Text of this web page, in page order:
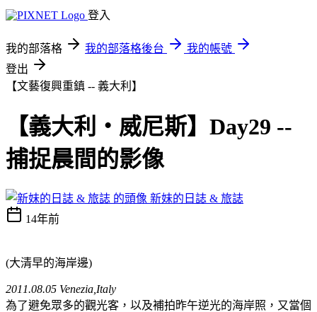
登入
我的部落格 我的部落格後台
我的帳號
登出
【文藝復興重鎮 -- 義大利】
【義大利‧威尼斯】Day29 --
捕捉晨間的影像
新妹的日誌 & 旅誌
14年前
(大清早的海岸邊)
2011.08.05 Venezia,Italy
為了避免眾多的觀光客，以及補拍昨午逆光的海岸照，又當個